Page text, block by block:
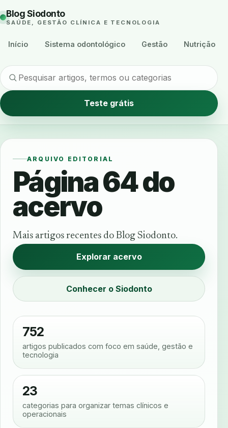
Blog Siodonto
SAÚDE, GESTÃO CLÍNICA E TECNOLOGIA
Início Sistema odontológico Gestão Nutrição
Teste grátis
ARQUIVO EDITORIAL
Página 64 do
acervo
Mais artigos recentes do Blog Siodonto.
Explorar acervo
Conhecer o Siodonto
752
artigos publicados com foco em saúde, gestão e
tecnologia
23
categorias para organizar temas clínicos e
operacionais